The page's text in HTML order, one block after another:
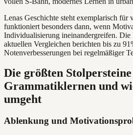
Lenas Geschichte steht exemplarisch für
funktioniert besonders dann, wenn
Individualisierung ineinandergreifen. Die
aktuellen Vergleichen berichten bis zu
Notenverbesserungen bei regelmäßiger
Die größten
Grammatiklernen und
umgeht
Ablenkung und